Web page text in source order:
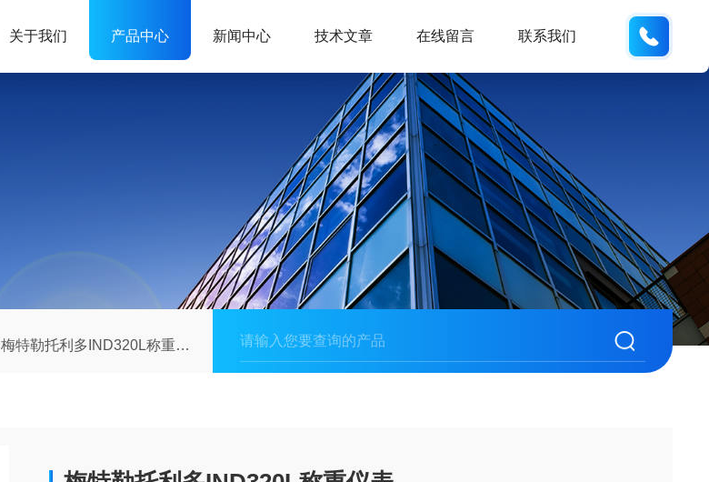
关于我们 产品中心 新闻中心 技术文章 在线留言 联系我们
梅特勒托利多IND320L称重仪表